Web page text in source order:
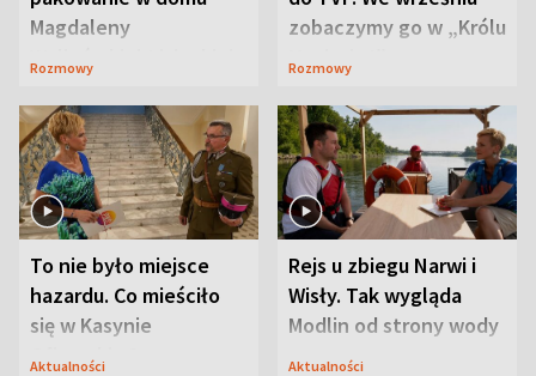
Magdaleny
Waligórskiej-Lisieckiej.
Rozmowy
zobaczymy go w „Królu
Maciusiu I”
Rozmowy
To nie było miejsce
hazardu. Co mieściło
się w Kasynie
Oficerskim?
Aktualności
Rejs u zbiegu Narwi i
Wisły. Tak wygląda
Modlin od strony wody
Aktualności